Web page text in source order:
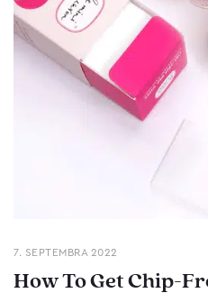
7. SEPTEMBRA 2022
How To Get Chip-